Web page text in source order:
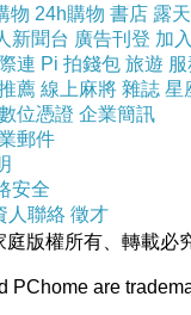
看…我就
不見…我不
天空』到處遊
一ㄥˊ
物 24h購物 書店 露
新聞台 廣告刊登 加
連 Pi 拍錢包 旅遊
薦 線上麻將 雜誌 星
位憑證 企業簡訊
郵件
安全
人聯絡 徵才
庭版權所有、轉載必
PChome are